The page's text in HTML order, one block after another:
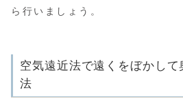
ら行いましょう。
空気遠近法で遠くをぼかし
法